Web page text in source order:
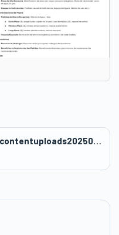
wwwasbanc_418publicwp-contentuploads202504S2-1er-bim.pdf